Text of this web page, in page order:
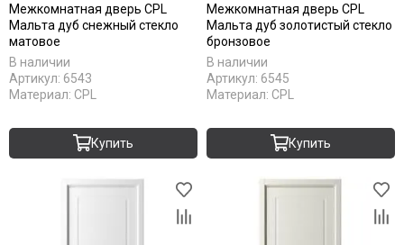
Межкомнатная дверь CPL
Мальта дуб снежный стекло
матовое
В наличии
Артикул: 6543
Материал: CPL
Купить
Межкомнатная дверь CPL
Мальта дуб золотистый стекло
бронзовое
В наличии
Артикул: 6545
Материал: CPL
Купить